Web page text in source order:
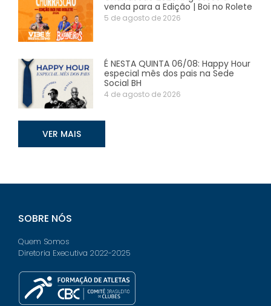
venda para a Edição | Boi no Rolete
5 de agosto de 2026
É NESTA QUINTA 06/08: Happy Hour
especial mês dos pais na Sede
Social BH
4 de agosto de 2026
VER MAIS
SOBRE NÓS
Quem Somos
Diretoria Executiva 2022-2025